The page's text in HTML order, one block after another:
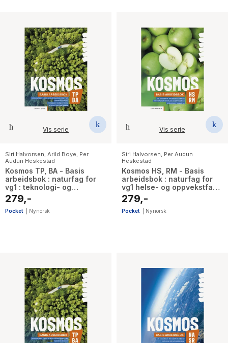
Vis serie
Siri Halvorsen, Arild Boye, Per
Audun Heskestad
Kosmos TP, BA - Basis
arbeidsbok : naturfag for
vg1 : teknologi- og
industrifag : bygg- og
anleggsteknikk : basis
arbeidsbok
279,-
Pocket Nynorsk
Vis serie
Siri Halvorsen, Per Audun
Heskestad
Kosmos HS, RM - Basis
arbeidsbok : naturfag for
vg1 helse- og oppvekstfag,
restaurant- og matfag
279,-
Pocket Nynorsk